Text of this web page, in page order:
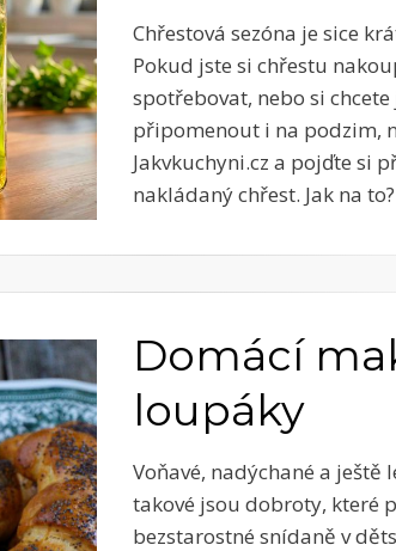
Chřestová sezóna je sice
Pokud jste si chřestu
spotřebovat, nebo si
připomenout i na podzim,
Jakvkuchyni.cz a pojďte si
nakládaný chřest. Jak na to?
Domácí
loupáky
Voňavé, nadýchané a ještě
takové jsou dobroty, které
bezstarostné snídaně v